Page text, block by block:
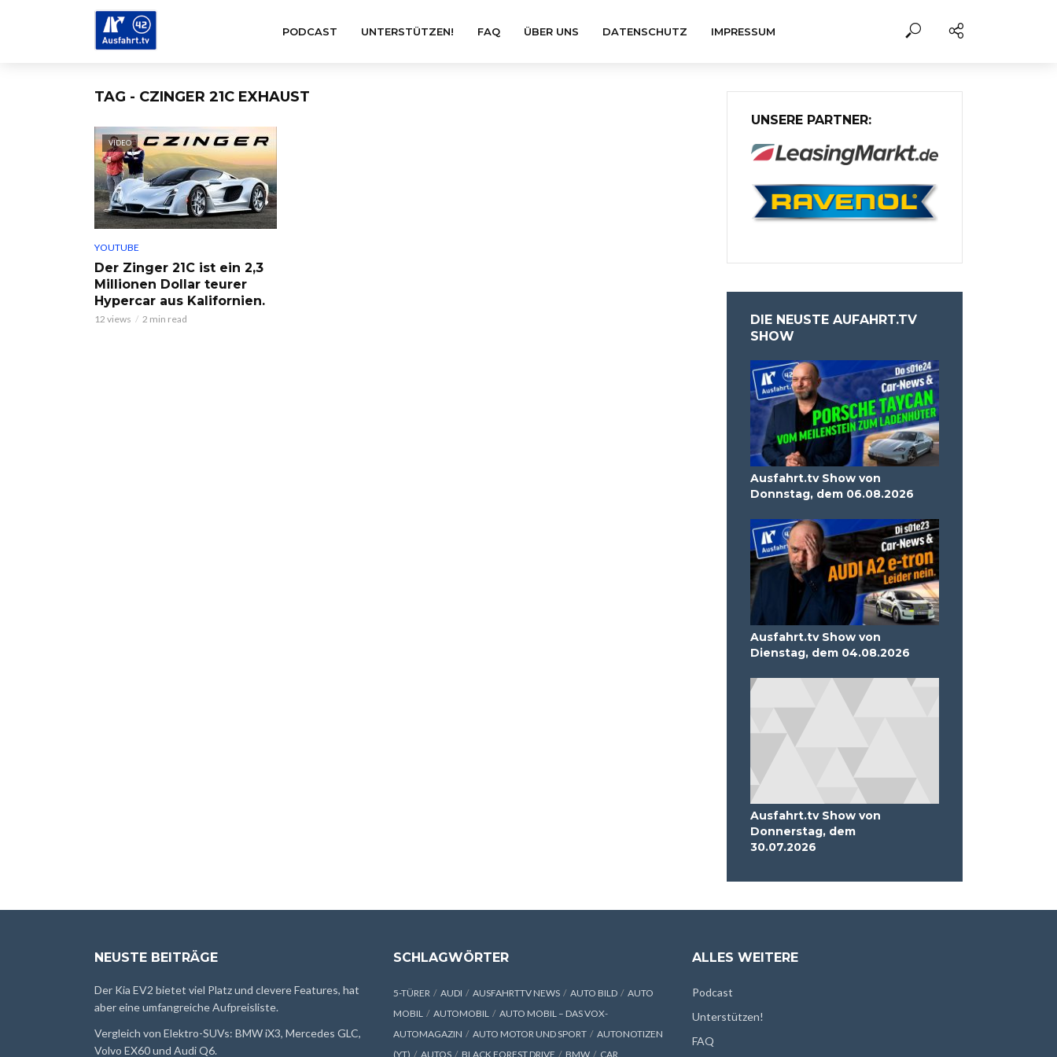
PODCAST UNTERSTÜTZEN! FAQ ÜBER UNS DATENSCHUTZ IMPRESSUM
TAG - CZINGER 21C EXHAUST
VIDEO
YOUTUBE
Der Zinger 21C ist ein 2,3
Millionen Dollar teurer
Hypercar aus Kalifornien.
12 views 2 min read
UNSERE PARTNER:
DIE NEUSTE AUFAHRT.TV
SHOW
Ausfahrt.tv Show von
Donnstag, dem 06.08.2026
Ausfahrt.tv Show von
Dienstag, dem 04.08.2026
Ausfahrt.tv Show von
Donnerstag, dem
30.07.2026
NEUSTE BEITRÄGE
Der Kia EV2 bietet viel Platz und clevere Features, hat
aber eine umfangreiche Aufpreisliste.
Vergleich von Elektro-SUVs: BMW iX3, Mercedes GLC,
Volvo EX60 und Audi Q6.
SCHLAGWÖRTER
5-TÜRER AUDI AUSFAHRTTV NEWS AUTO BILD
AUTO
MOBIL
AUTOMOBIL
AUTO MOBIL – DAS VOX-
AUTOMAGAZIN
AUTO MOTOR UND SPORT
AUTONOTIZEN
(YT)
AUTOS BLACK FOREST DRIVE BMW CAR
ALLES WEITERE
Podcast
Unterstützen!
FAQ